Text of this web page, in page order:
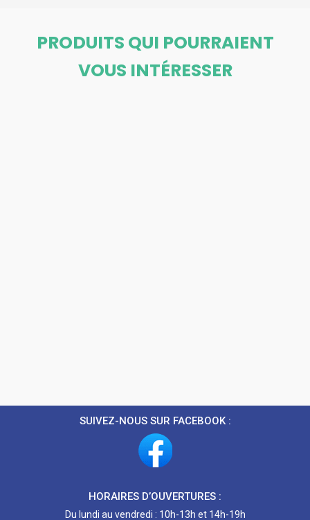
PRODUITS QUI POURRAIENT
VOUS INTÉRESSER
SUIVEZ-NOUS SUR FACEBOOK :
HORAIRES D’OUVERTURES :
Du lundi au vendredi : 10h-13h et 14h-19h